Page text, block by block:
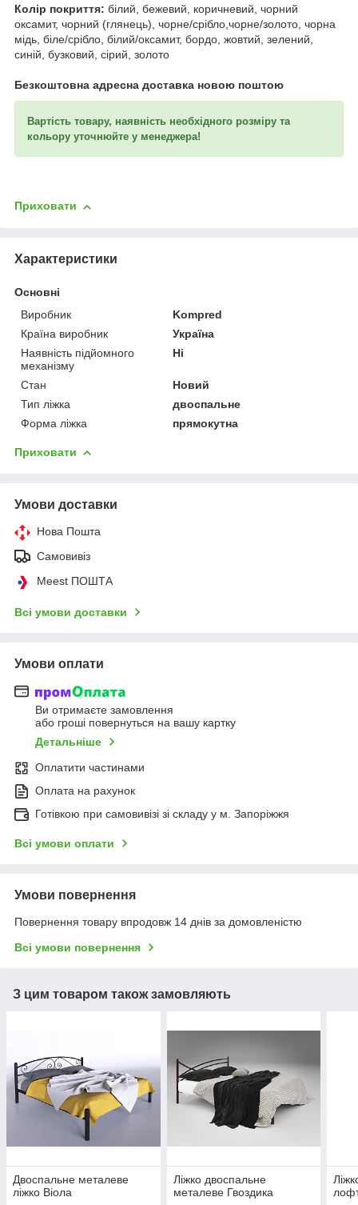
Колір покриття: білий, бежевий, коричневий, чорний
оксамит, чорний (глянець), чорне/срібло,чорне/золото, чорна
мідь, біле/срібло, білий/оксамит, бордо, жовтий, зелений,
синій, бузковий, сірий, золото
Безкоштовна адресна доставка новою поштою
Вартість товару, наявність необхідного розміру та
кольору уточнюйте у менеджера!
Приховати
Характеристики
Основні
Виробник
Kompred
Країна виробник
Україна
Наявність підйомного
механізму
Ні
Стан
Новий
Тип ліжка
двоспальне
Форма ліжка
прямокутна
Приховати
Умови доставки
Нова Пошта
Самовивіз
Meest ПОШТА
Всі умови доставки
Умови оплати
Ви отримаєте замовлення
або гроші повернуться на вашу картку
Детальніше
Оплатити частинами
Оплата на рахунок
Готівкою при самовивізі зі складу у м. Запоріжжя
Всі умови оплати
Умови повернення
Повернення товару впродовж 14 днів за домовленістю
Всі умови повернення
З цим товаром також замовляють
Двоспальне металеве
ліжко Віола
Ліжко двоспальне
металеве Гвоздика